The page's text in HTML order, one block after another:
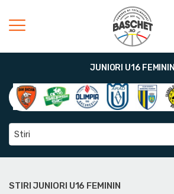
JUNIORI U16 FEMININ
Stiri
STIRI JUNIORI U16 FEMININ